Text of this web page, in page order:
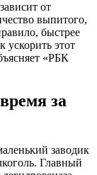
от
выпитого,
быстрее
этот
«РБК
за
заводик
Главный